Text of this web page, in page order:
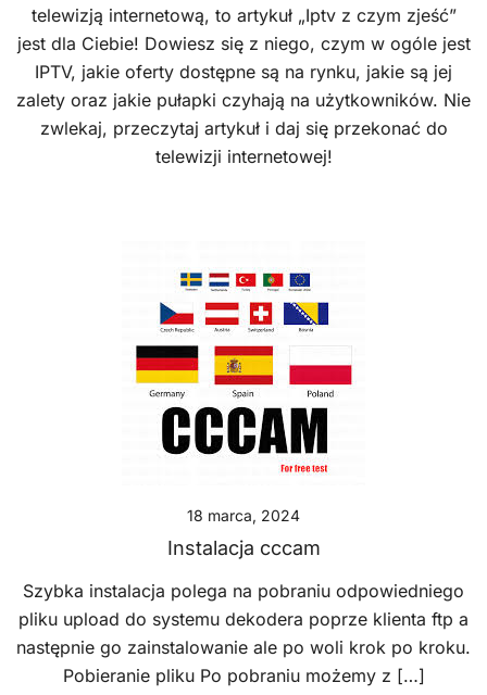
telewizją internetową, to artykuł „Iptv z czym zjeść”
jest dla Ciebie! Dowiesz się z niego, czym w ogóle jest
IPTV, jakie oferty dostępne są na rynku, jakie są jej
zalety oraz jakie pułapki czyhają na użytkowników. Nie
zwlekaj, przeczytaj artykuł i daj się przekonać do
telewizji internetowej!
18 marca, 2024
Instalacja cccam
Szybka instalacja polega na pobraniu odpowiedniego
pliku upload do systemu dekodera poprze klienta ftp a
następnie go zainstalowanie ale po woli krok po kroku.
Pobieranie pliku Po pobraniu możemy z […]